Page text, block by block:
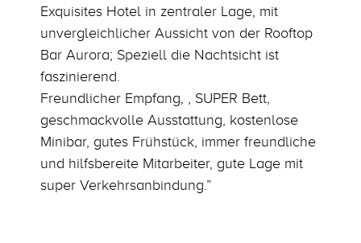
Exquisites Hotel in zentraler Lage, mit
unvergleichlicher Aussicht von der Rooftop
Bar Aurora; Speziell die Nachtsicht ist
faszinierend.
Freundlicher Empfang, , SUPER Bett,
geschmackvolle Ausstattung, kostenlose
Minibar, gutes Frühstück, immer freundliche
und hilfsbereite Mitarbeiter, gute Lage mit
super Verkehrsanbindung.”